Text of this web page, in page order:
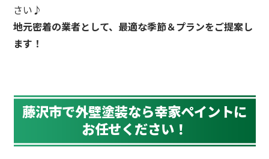
さい♪
地元密着の業者として、最適な季節＆プランをご提案し
ます！
藤沢市で外壁塗装なら幸家ペイントに
お任せください！